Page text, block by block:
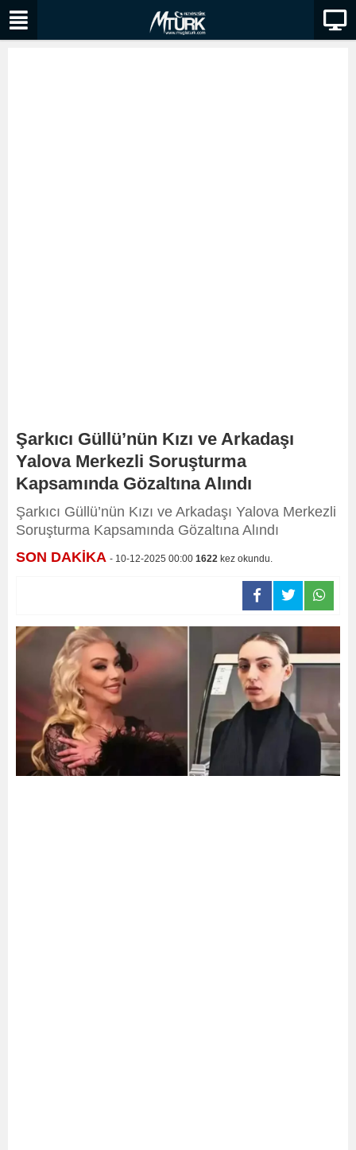
Şarkıcı Güllü’nün Kızı ve Arkadaşı
Yalova Merkezli Soruşturma
Kapsamında Gözaltına Alındı
Şarkıcı Güllü’nün Kızı ve Arkadaşı Yalova Merkezli
Soruşturma Kapsamında Gözaltına Alındı
SON DAKİKA - 10-12-2025 00:00 1622 kez okundu.